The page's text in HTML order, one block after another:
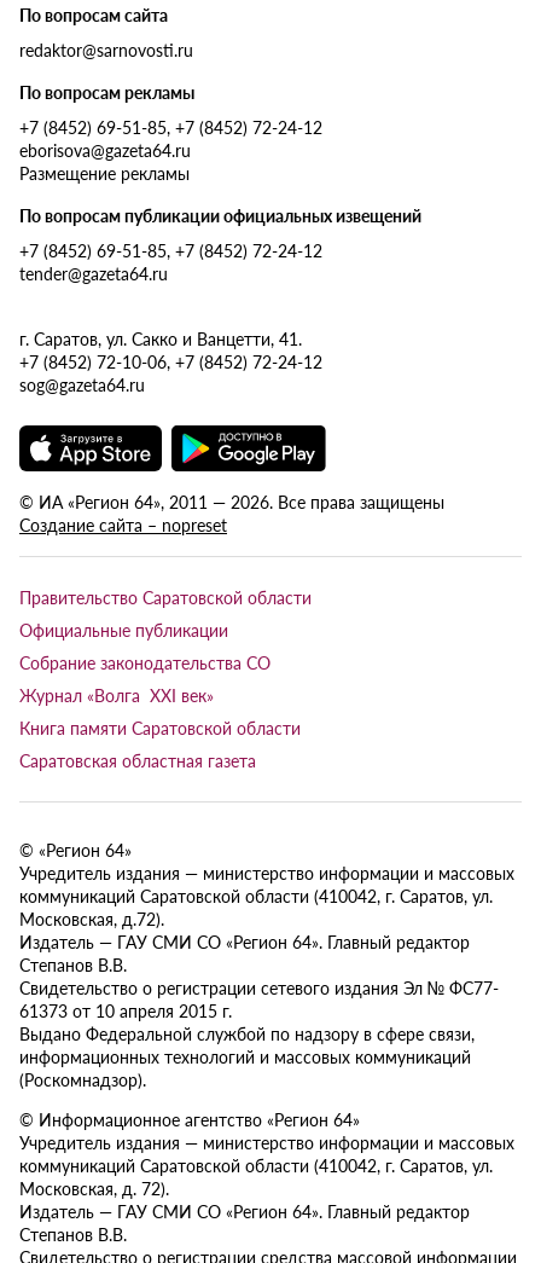
По вопросам сайта
redaktor@sarnovosti.ru
По вопросам рекламы
+7 (8452) 69-51-85, +7 (8452) 72-24-12
eborisova@gazeta64.ru
Размещение рекламы
По вопросам публикации официальных извещений
+7 (8452) 69-51-85, +7 (8452) 72-24-12
tender@gazeta64.ru
г. Саратов, ул. Сакко и Ванцетти, 41.
+7 (8452) 72-10-06, +7 (8452) 72-24-12
sog@gazeta64.ru
© ИА «Регион 64», 2011 — 2026. Все права защищены
Создание сайта – nopreset
Правительство Саратовской области
Официальные публикации
Собрание законодательства СО
Журнал «Волга XXI век»
Книга памяти Саратовской области
Саратовская областная газета
© «Регион 64»
Учредитель издания — министерство информации и массовых
коммуникаций Саратовской области (410042, г. Саратов, ул.
Московская, д.72).
Издатель — ГАУ СМИ СО «Регион 64». Главный редактор
Степанов В.В.
Свидетельство о регистрации сетевого издания Эл № ФС77-
61373 от 10 апреля 2015 г.
Выдано Федеральной службой по надзору в сфере связи,
информационных технологий и массовых коммуникаций
(Роскомнадзор).
© Информационное агентство «Регион 64»
Учредитель издания — министерство информации и массовых
коммуникаций Саратовской области (410042, г. Саратов, ул.
Московская, д. 72).
Издатель — ГАУ СМИ СО «Регион 64». Главный редактор
Степанов В.В.
Свидетельство о регистрации средства массовой информации